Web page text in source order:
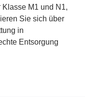
M1 und N1,
Sie sich über
in
Entsorgung